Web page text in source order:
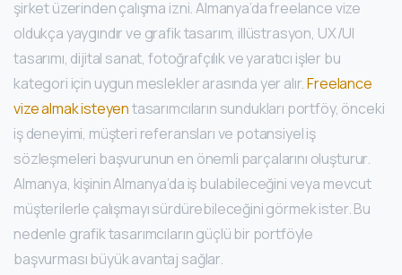
şirket üzerinden çalışma izni. Almanya’da freelance vize
oldukça yaygındır ve grafik tasarım, illüstrasyon, UX/UI
tasarımı, dijital sanat, fotoğrafçılık ve yaratıcı işler bu
kategori için uygun meslekler arasında yer alır.Freelance
vize almak isteyentasarımcıların sundukları portföy, önceki
iş deneyimi, müşteri referansları ve potansiyel iş
sözleşmeleri başvurunun en önemli parçalarını oluşturur.
Almanya, kişinin Almanya’da iş bulabileceğini veya mevcut
müşterilerle çalışmayı sürdürebileceğini görmek ister. Bu
nedenle grafik tasarımcıların güçlü bir portföyle
başvurması büyük avantaj sağlar.